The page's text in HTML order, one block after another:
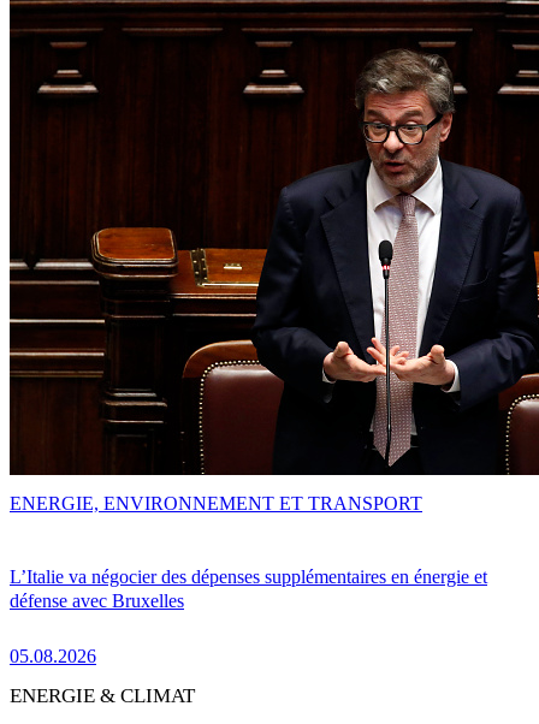
L’Italie va négocier des dépenses supplémentaires en énergie et
défense avec Bruxelles
05.08.2026
ENERGIE, ENVIRONNEMENT ET TRANSPORT
ENERGIE & CLIMAT